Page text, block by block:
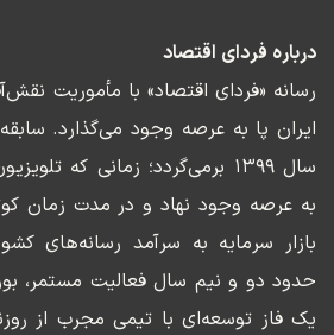
درباره فردای اقتصاد
رسانه «فردای اقتصاد» با مأموریت
ایران پا به عرصه وجود می‌گذارد.
سال ۱۳۹۹ برمی‌گردد؛ زمانی که
به عرصه وجود نهاد و در مدت زمان
بازار سرمایه به سرآمد رسانه‌های
یک فاز توسعه‌ای با تیمی مجرب از